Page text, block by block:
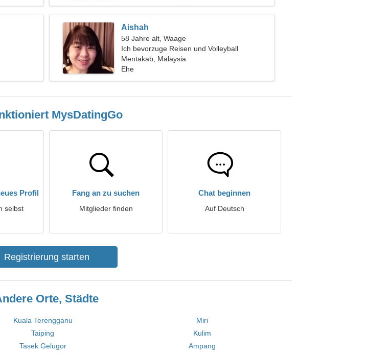
Aishah
58 Jahre alt, Waage
Ich bevorzuge Reisen und Volleyball
Mentakab, Malaysia
Ehe
MysDatingGo
Profil
selbst
Fang an zu suchen
Mitglieder finden
Chat beginnen
Auf Deutsch
Registrierung starten
Orte, Städte
Kuala Terengganu
Miri
Taiping
Kulim
Tasek Gelugor Ampang